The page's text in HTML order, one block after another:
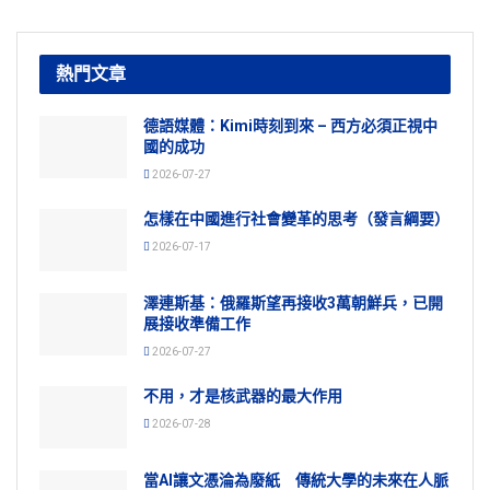
熱門文章
德語媒體：Kimi時刻到來 – 西方必須正視中
國的成功
2026-07-27
怎樣在中國進行社會變革的思考（發言綱要）
2026-07-17
澤連斯基：俄羅斯望再接收3萬朝鮮兵，已開
展接收準備工作
2026-07-27
不用，才是核武器的最大作用
2026-07-28
當AI讓文憑淪為廢紙 傳統大學的未來在人脈